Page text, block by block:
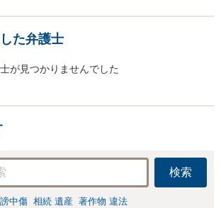
た弁護士
が見つかりませんでした
検索
中傷 相続 遺産 著作物 違法